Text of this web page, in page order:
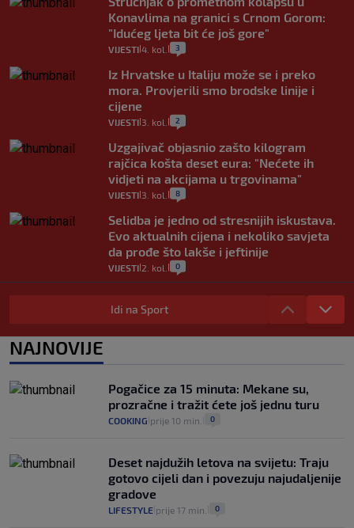
Konavlima na granici s Crnom Gorom:
"Idućeg ljeta bit će još gore"
VIJESTI 4. kol. 3
Iz Hrvatske u Italiju može se i preko
mora. Provjerili smo brodske linije i
cijene
VIJESTI 3. kol. 2
Uzgajivač objasnio zašto kilogram
rajčica košta deset eura: "Nećete ih
vidjeti na akcijama u trgovinama"
VIJESTI 3. kol. 8
Selidba je jedno od stresnijih iskustava.
Evo aktualnih cijena i nekoliko savjeta
da prođe što lakše i jeftinije
VIJESTI 2. kol. 0
Izračunali smo koliko košta putovanje
automobilom na Hvar iz Zagreba, a
VIJESTI 2. kol. 14
zdravstvenu iskaznicu". Kakva su prava
pacijenata izvan mjesta prebivališta?
VIJESTI 1. kol.
Idi na Sport
NAJNOVIJE
Pogačice za 15 minuta: Mekane su,
prozračne i tražit ćete još jednu turu
COOKING prije 10 min. 0
Deset najdužih letova na svijetu: Traju
gotovo cijeli dan i povezuju najudaljenije
gradove
LIFESTYLE prije 17 min. 0